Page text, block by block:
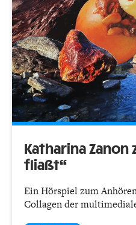
Katharina Zanon
fliaßt“
Ein Hörspiel zum
Collagen der